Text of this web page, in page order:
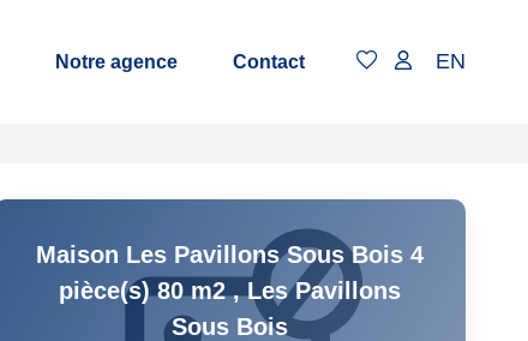
Notre agence Contact EN
Maison Les Pavillons Sous Bois 4
pièce(s) 80 m2,Les Pavillons
Sous Bois